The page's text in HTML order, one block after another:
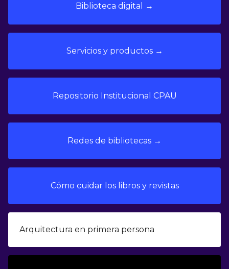
Biblioteca digital →
Servicios y productos →
Repositorio Institucional CPAU
Redes de bibliotecas →
Cómo cuidar los libros y revistas
Arquitectura en primera persona